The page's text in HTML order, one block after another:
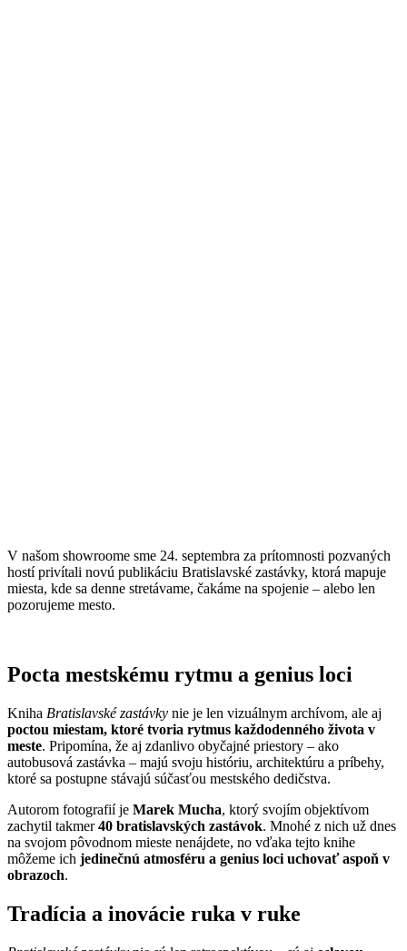
V našom showroome sme 24. septembra za prítomnosti pozvaných
hostí privítali novú publikáciu Bratislavské zastávky, ktorá mapuje
miesta, kde sa denne stretávame, čakáme na spojenie – alebo len
pozorujeme mesto.
Pocta mestskému rytmu a genius loci
Kniha Bratislavské zastávky nie je len vizuálnym archívom, ale aj
poctou miestam, ktoré tvoria rytmus každodenného života v
meste. Pripomína, že aj zdanlivo obyčajné priestory – ako
autobusová zastávka – majú svoju históriu, architektúru a príbehy,
ktoré sa postupne stávajú súčasťou mestského dedičstva.
Autorom fotografií je Marek Mucha, ktorý svojím objektívom
zachytil takmer40 bratislavských zastávok. Mnohé z nich už dnes
na svojom pôvodnom mieste nenájdete, no vďaka tejto knihe
môžeme ich jedinečnú atmosféru a genius loci uchovať aspoň v
obrazoch.
Tradícia a inovácie ruka v ruke